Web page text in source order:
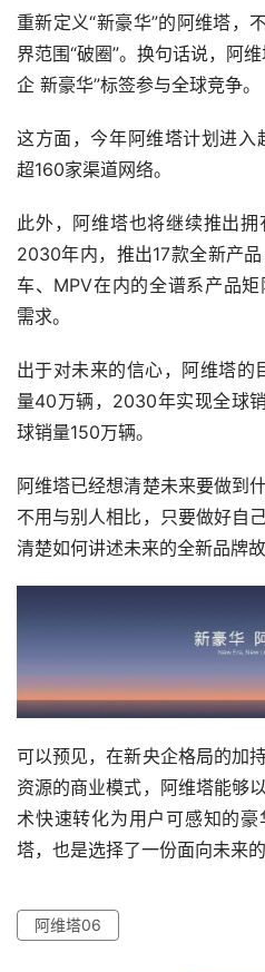
重新定义“新豪华”的阿维塔，
界范围“破圈”。换句话说，阿
企 新豪华”标签参与全球竞争。
这方面，今年阿维塔计划进
超160家渠道网络。
此外，阿维塔也将继续推出
2030年内，推出17款全新产
车、MPV在内的全谱系产品
需求。
出于对未来的信心，阿维塔
量40万辆，2030年实现全球
球销量150万辆。
阿维塔已经想清楚未来要做到
不用与别人相比，只要做好自
清楚如何讲述未来的全新品牌故
可以预见，在新央企格局的加
资源的商业模式，阿维塔能够
术快速转化为用户可感知的
塔，也是选择了一份面向未来
阿维塔06